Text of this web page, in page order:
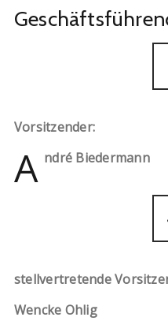
Vorsitzender:
A ndré Biedermann
stellvertretende
Wencke Ohlig